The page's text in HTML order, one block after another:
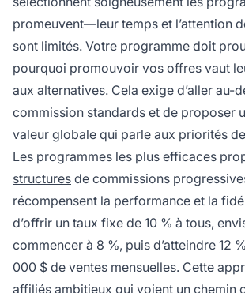
promeuvent—leur temps et l’attention
sont limités. Votre programme doit
pourquoi promouvoir vos offres vaut
aux alternatives. Cela exige d’aller au-
commission standards et de proposer
valeur globale qui parle aux priorités
Les programmes les plus efficaces
structures de commissions
récompensent la performance et la
d’offrir un taux fixe de 10 % à tous,
commencer à 8 %, puis d’atteindre 12
000 $ de ventes mensuelles. Cette
affiliés ambitieux qui voient un chemin